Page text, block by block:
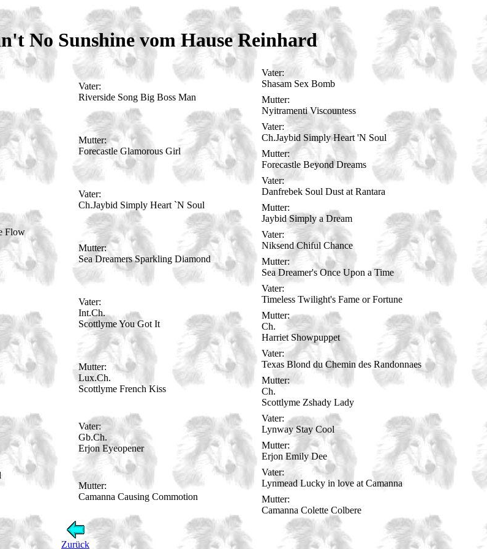
No Sunshine vom Hause Reinhard
Vater:
Riverside Song Big Boss Man
Vater:
Shasam Sex Bomb
Mutter:
Nyitramenti Viscountess
Mutter:
Forecastle Glamorous Girl
Vater:
Ch.Jaybid Simply Heart 'N Soul
Mutter:
Forecastle Beyond Dreams
Flow
Vater:
Ch.Jaybid Simply Heart `N Soul
Vater:
Danfrebek Soul Dust at Rantara
Mutter:
Jaybid Simply a Dream
Mutter:
Sea Dreamers Sparkling Diamond
Vater:
Niksend Chiful Chance
Mutter:
Sea Dreamer's Once Upon a Time
Vater:
Int.Ch.
Scottlyme You Got It
Vater:
Timeless Twilight's Fame or Fortune
Mutter:
Ch.
Harriet Showpuppet
Mutter:
Lux.Ch.
Scottlyme French Kiss
Vater:
Texas Blond du Chemin des Randonnaes
Mutter:
Ch.
Scottlyme Zshady Lady
Vater:
Gb.Ch.
Erjon Eyeopener
Vater:
Lynway Stay Cool
Mutter:
Erjon Emily Dee
Mutter:
Camanna Causing Commotion
Vater:
Lynmead Lucky in love at Camanna
Mutter:
Camanna Colette Colbere
Zurück